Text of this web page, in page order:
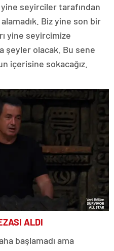
yine seyirciler tarafından
Biz yine son bir
yine seyircimize
şeyler olacak. Bu sene
içerisine sokacağız.
ALDI
başlamadı ama